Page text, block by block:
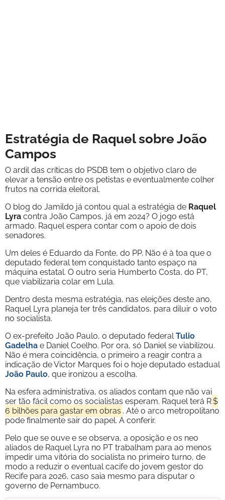
Estratégia de Raquel sobre João
Campos
O ardil das críticas do PSDB tem o objetivo claro de
elevar a tensão entre os petistas e eventualmente colher
frutos na corrida eleitoral.
O blog do Jamildo já contou qual a estratégia de Raquel
Lyra contra João Campos, já em 2024? O jogo está
armado. Raquel espera contar com o apoio de dois
senadores.
Um deles é Eduardo da Fonte, do PP. Não é à toa que o
deputado federal tem conquistado tanto espaço na
máquina estatal. O outro seria Humberto Costa, do PT,
que viabilizaria colar em Lula.
Dentro desta mesma estratégia, nas eleições deste ano,
Raquel Lyra planeja ter três candidatos, para diluir o voto
no socialista.
O ex-prefeito João Paulo, o deputado federal Tulio
Gadelha e Daniel Coelho. Por ora, só Daniel se viabilizou.
Não é mera coincidência, o primeiro a reagir contra a
indicação de Victor Marques foi o hoje deputado estadual
João Paulo, que ironizou a escolha.
Na esfera administrativa, os aliados contam que não vai
ser tão fácil como os socialistas esperam. Raquel terá R$
6 bilhões para gastar em obras . Até o arco metropolitano
pode finalmente sair do papel. A conferir.
Pelo que se ouve e se observa, a oposição e os neo
aliados de Raquel Lyra no PT trabalham para ao menos
impedir uma vitória do socialista no primeiro turno, de
modo a reduzir o eventual cacife do jovem gestor do
Recife para 2026, caso saia mesmo para disputar o
governo de Pernambuco.